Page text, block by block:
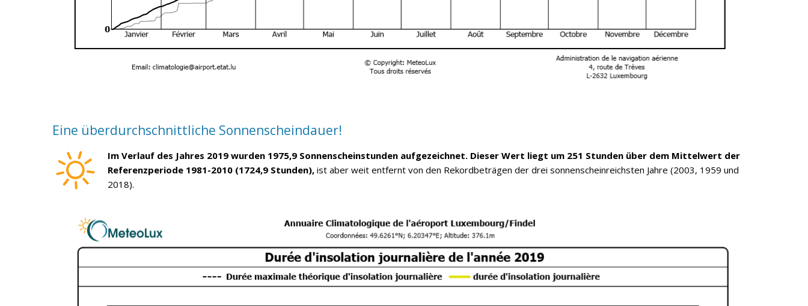
Eine überdurchschnittliche Sonnenscheindauer!
Im Verlauf des Jahres 2019 wurden 1975,9 Sonnenscheinstunden aufgezeichnet. Dieser Wert liegt um 251 Stunden über dem Mittelwert der
Referenzperiode 1981-2010 (1724,9 Stunden), ist aber weit entfernt von den Rekordbeträgen der drei sonnenscheinreichsten Jahre (2003, 1959 und
2018).